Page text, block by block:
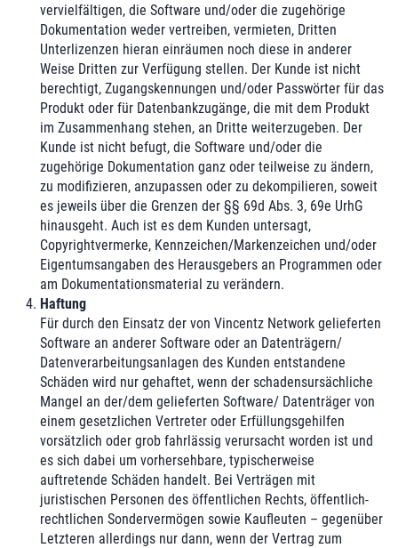
vervielfältigen, die Software und/oder die zugehörige
Dokumentation weder vertreiben, vermieten, Dritten
Unterlizenzen hieran einräumen noch diese in anderer
Weise Dritten zur Verfügung stellen. Der Kunde ist nicht
berechtigt, Zugangskennungen und/oder Passwörter für das
Produkt oder für Datenbankzugänge, die mit dem Produkt
im Zusammenhang stehen, an Dritte weiterzugeben. Der
Kunde ist nicht befugt, die Software und/oder die
zugehörige Dokumentation ganz oder teilweise zu ändern,
zu modifizieren, anzupassen oder zu dekompilieren, soweit
es jeweils über die Grenzen der §§ 69d Abs. 3, 69e UrhG
hinausgeht. Auch ist es dem Kunden untersagt,
Copyrightvermerke, Kennzeichen/Markenzeichen und/oder
Eigentumsangaben des Herausgebers an Programmen oder
am Dokumentationsmaterial zu verändern.
Haftung
Für durch den Einsatz der von Vincentz Network gelieferten
Software an anderer Software oder an Datenträgern/
Datenverarbeitungsanlagen des Kunden entstandene
Schäden wird nur gehaftet, wenn der schadensursächliche
Mangel an der/dem gelieferten Software/ Datenträger von
einem gesetzlichen Vertreter oder Erfüllungsgehilfen
vorsätzlich oder grob fahrlässig verursacht worden ist und
es sich dabei um vorhersehbare, typischerweise
auftretende Schäden handelt. Bei Verträgen mit
juristischen Personen des öffentlichen Rechts, öffentlich-
rechtlichen Sondervermögen sowie Kaufleuten – gegenüber
Letzteren allerdings nur dann, wenn der Vertrag zum